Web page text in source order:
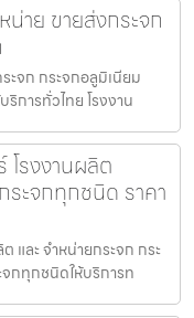
น่าย ขายส่งกระจก
ะจก กระจกอลูมิเนียม
การทั่วไทย โรงงาน
โรงงานผลิต
ระจกทุกชนิด ราคา
และ จำหน่ายกระจก กระ
กทุกชนิดให้บริการท